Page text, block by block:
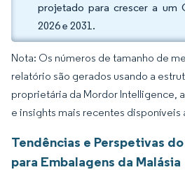
projetado para crescer a um
2026 e 2031.
Nota: Os números de tamanho de
relatório são gerados usando a
proprietária da Mordor Intelligence,
e insights mais recentes disponíveis
Tendências e Perspetivas
para Embalagens da Malásia